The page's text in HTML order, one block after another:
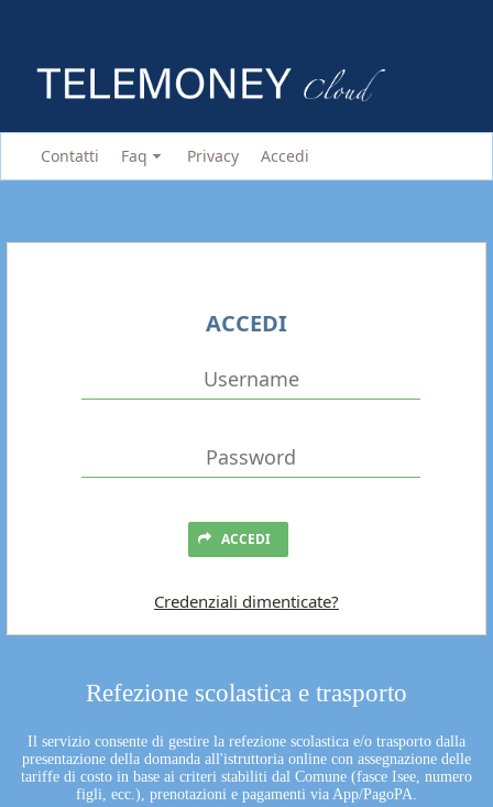
Contatti Faq Privacy Accedi
Refezione scolastica e trasporto
Il servizio consente di gestire la refezione scolastica e/o trasporto dalla
presentazione della domanda all'istruttoria online con assegnazione delle
tariffe di costo in base ai criteri stabiliti dal Comune (fasce Isee, numero
figli, ecc.), prenotazioni e pagamenti via App/PagoPA.
ACCEDI
ACCEDI
Credenziali dimenticate?